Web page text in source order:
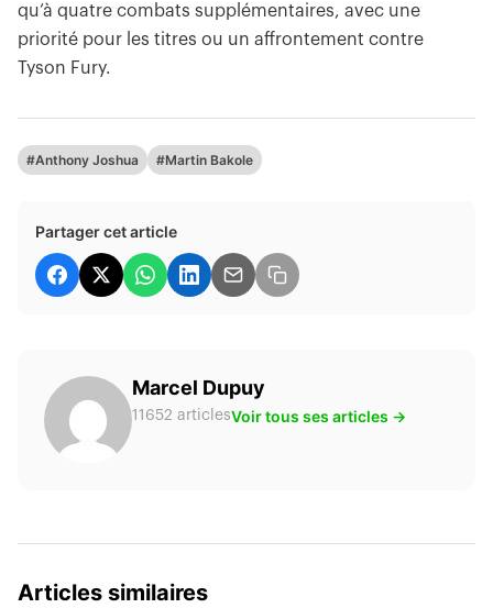
qu’à quatre combats supplémentaires, avec une
priorité pour les titres ou un affrontement contre
Tyson Fury.
#Anthony Joshua #Martin Bakole
Partager cet article
Marcel Dupuy
11652 articlesVoir tous ses articles →
Articles similaires